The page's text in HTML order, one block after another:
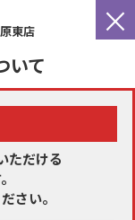
×
東店
いて
ただける
さい。